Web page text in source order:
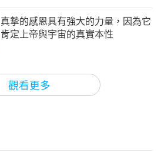
觀看更多
真摯的感恩具有強大的力量，因為它
肯定上帝與宇宙的真實本性
2026-06-22